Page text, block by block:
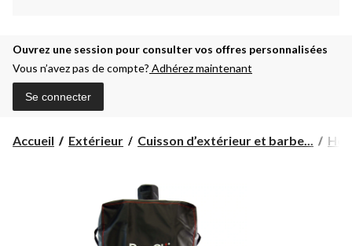
Ouvrez une session pour consulter vos offres personnalisées
Vous n’avez pas de compte? Adhérez maintenant
Se connecter
Accueil Extérieur Cuisson d’extérieur et barbe...